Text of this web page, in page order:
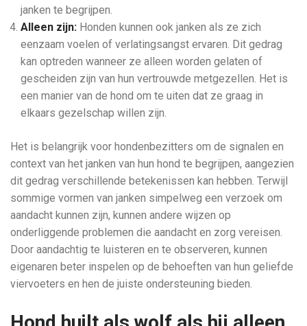
janken te begrijpen.
Alleen zijn: Honden kunnen ook janken als ze zich
eenzaam voelen of verlatingsangst ervaren. Dit gedrag
kan optreden wanneer ze alleen worden gelaten of
gescheiden zijn van hun vertrouwde metgezellen. Het is
een manier van de hond om te uiten dat ze graag in
elkaars gezelschap willen zijn.
Het is belangrijk voor hondenbezitters om de signalen en
context van het janken van hun hond te begrijpen, aangezien
dit gedrag verschillende betekenissen kan hebben. Terwijl
sommige vormen van janken simpelweg een verzoek om
aandacht kunnen zijn, kunnen andere wijzen op
onderliggende problemen die aandacht en zorg vereisen.
Door aandachtig te luisteren en te observeren, kunnen
eigenaren beter inspelen op de behoeften van hun geliefde
viervoeters en hen de juiste ondersteuning bieden.